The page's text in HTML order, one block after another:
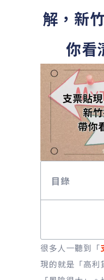
解，新
你看
目錄
很多人一聽到「
現的就是「高利